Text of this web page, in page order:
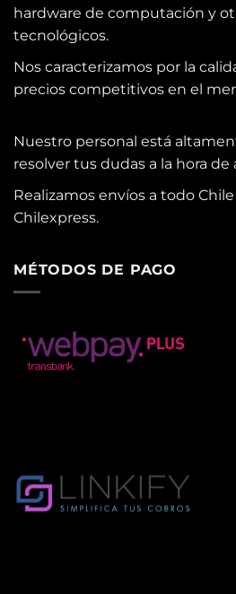
hardware de computación y
tecnológicos.
Nos caracterizamos por la
precios competitivos en el
Nuestro personal está
resolver tus dudas a la hora
Realizamos envíos a todo
Chilexpress.
MÉTODOS DE PAGO